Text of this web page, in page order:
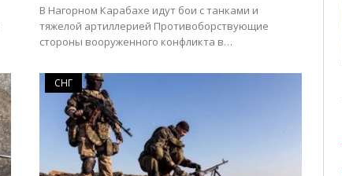
В Нагорном Карабахе идут бои с танками и
тяжелой артиллерией Противоборствующие
стороны вооруженного конфликта в…
СНГ